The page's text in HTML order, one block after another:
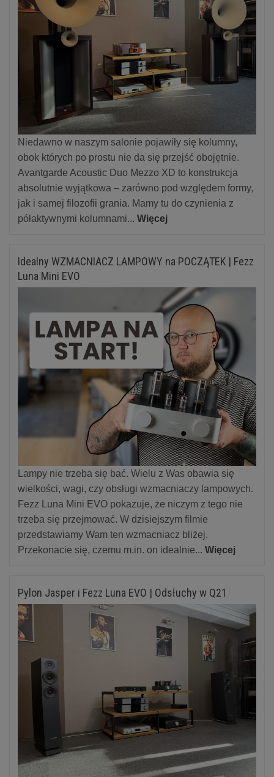
Niedawno w naszym salonie pojawiły się kolumny,
obok których po prostu nie da się przejść obojętnie.
Avantgarde Acoustic Duo Mezzo XD to konstrukcja
absolutnie wyjątkowa – zarówno pod względem formy,
jak i samej filozofii grania. Mamy tu do czynienia z
półaktywnymi kolumnami... Więcej
Idealny WZMACNIACZ LAMPOWY na POCZĄTEK | Fezz
Luna Mini EVO
Lampy nie trzeba się bać. Wielu z Was obawia się
wielkości, wagi, czy obsługi wzmacniaczy lampowych.
Fezz Luna Mini EVO pokazuje, że niczym z tego nie
trzeba się przejmować. W dzisiejszym filmie
przedstawiamy Wam ten wzmacniacz bliżej.
Przekonacie się, czemu m.in. on idealnie... Więcej
Pylon Jasper i Fezz Luna EVO | Odsłuchy w Q21